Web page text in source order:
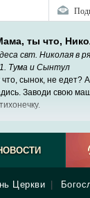
ты что,
свт. Николая в
Тума и Сынтул
что, сынок, не едет?
Заводи свою
Церкви